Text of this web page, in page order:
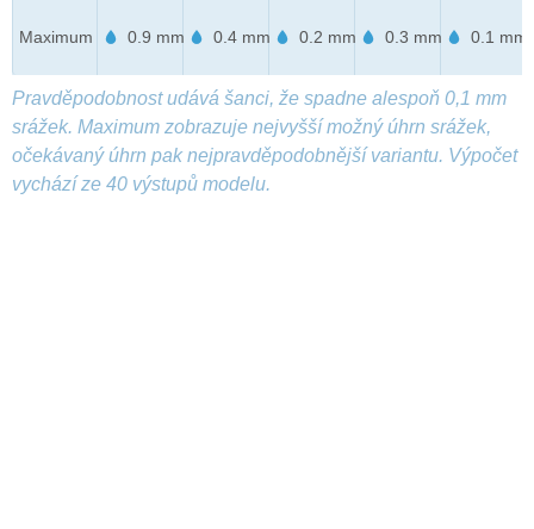
Maximum 0.9 mm 0.4 mm 0.2 mm 0.3 mm 0.1 mm
Pravděpodobnost udává šanci, že spadne alespoň 0,1 mm
srážek. Maximum zobrazuje nejvyšší možný úhrn srážek,
očekávaný úhrn pak nejpravděpodobnější variantu. Výpočet
vychází ze 40 výstupů modelu.